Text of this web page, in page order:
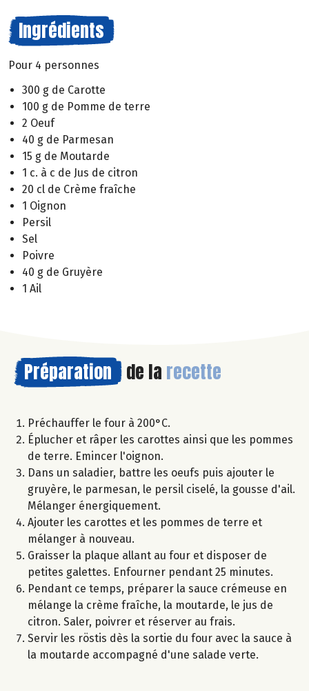
Ingrédients
Pour 4 personnes
300 g de Carotte
100 g de Pomme de terre
2 Oeuf
40 g de Parmesan
15 g de Moutarde
1 c. à c de Jus de citron
20 cl de Crème fraîche
1 Oignon
Persil
Sel
Poivre
40 g de Gruyère
1 Ail
Préparation de la recette
Préchauffer le four à 200°C.
Éplucher et râper les carottes ainsi que les pommes
de terre. Emincer l'oignon.
Dans un saladier, battre les oeufs puis ajouter le
gruyère, le parmesan, le persil ciselé, la gousse d'ail.
Mélanger énergiquement.
Ajouter les carottes et les pommes de terre et
mélanger à nouveau.
Graisser la plaque allant au four et disposer de
petites galettes. Enfourner pendant 25 minutes.
Pendant ce temps, préparer la sauce crémeuse en
mélange la crème fraîche, la moutarde, le jus de
citron. Saler, poivrer et réserver au frais.
Servir les röstis dès la sortie du four avec la sauce à
la moutarde accompagné d'une salade verte.